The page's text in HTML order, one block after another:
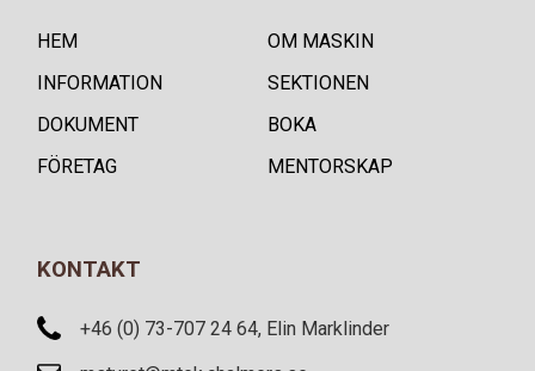
HEM
OM MASKIN
INFORMATION
SEKTIONEN
DOKUMENT
BOKA
FÖRETAG
MENTORSKAP
KONTAKT
+46 (0) 73-707 24 64, Elin Marklinder